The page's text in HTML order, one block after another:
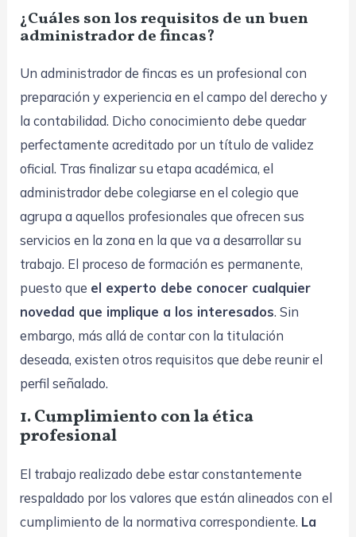
¿Cuáles son los requisitos de un buen
administrador de fincas?
Un administrador de fincas es un profesional con
preparación y experiencia en el campo del derecho y
la contabilidad. Dicho conocimiento debe quedar
perfectamente acreditado por un título de validez
oficial. Tras finalizar su etapa académica, el
administrador debe colegiarse en el colegio que
agrupa a aquellos profesionales que ofrecen sus
servicios en la zona en la que va a desarrollar su
trabajo. El proceso de formación es permanente,
puesto que el experto debe conocer cualquier
novedad que implique a los interesados. Sin
embargo, más allá de contar con la titulación
deseada, existen otros requisitos que debe reunir el
perfil señalado.
1. Cumplimiento con la ética
profesional
El trabajo realizado debe estar constantemente
respaldado por los valores que están alineados con el
cumplimiento de la normativa correspondiente. La